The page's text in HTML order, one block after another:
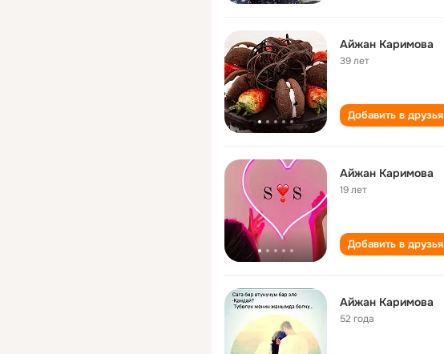
Айжан Каримова
39 лет
Добавить в друзья
Айжан Каримова
19 лет
Добавить в друзья
Айжан Каримова
52 года